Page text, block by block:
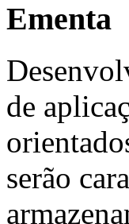
Ementa
de
serão